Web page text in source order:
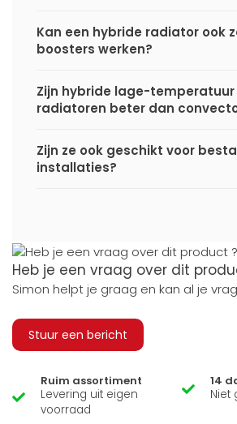
Kan een hybride radiator ook
boosters werken?
Zijn hybride lage-temperatuur
radiatoren beter dan
Zijn ze ook geschikt voor
installaties?
Heb je een vraag over dit
Simon helpt je graag en kan al je
Stuur een bericht
Ruim assortiment
Levering uit eigen
voorraad
14
Niet